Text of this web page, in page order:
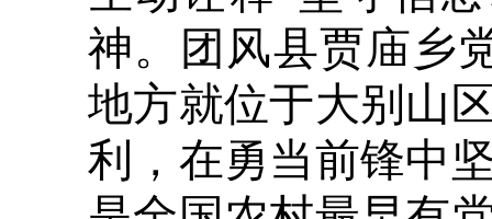
神。团风县贾庙乡
地方就位于大别山
利，在勇当前锋中